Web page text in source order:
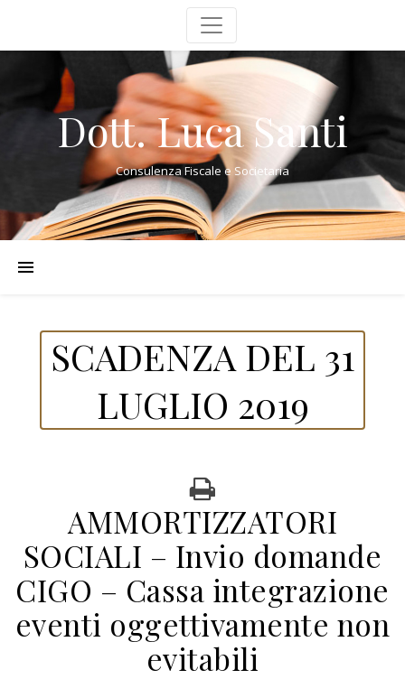
Dott. Luca Santi
Consulenza Fiscale e Societaria
SCADENZA DEL 31
LUGLIO 2019
AMMORTIZZATORI
SOCIALI – Invio domande
CIGO – Cassa integrazione
eventi oggettivamente non
evitabili